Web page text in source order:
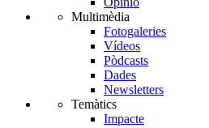
Multimèdia
Fotogaleries
Vídeos
Pòdcasts
Dades
Newsletters
Temàtics
Impacte